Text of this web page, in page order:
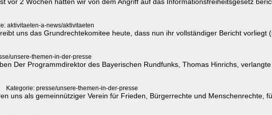
aktivitaeten-a-news/aktivitaeten
uns das Grundrechtekomitee heute, dass nun ihr vollständiger Bericht vorliegt
unsere-themen-in-der-presse
Der Programmdirektor des Bayerischen Rundfunks, Thomas Hinrichs,
Kategorie: presse/unsere-themen-in-der-presse
uns als gemeinnütziger Verein für Frieden, Bürgerrechte und Menschenrechte,